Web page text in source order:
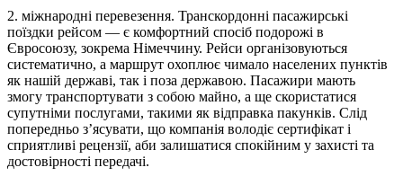
2. міжнародні перевезення. Транскордонні пасажирські
поїздки рейсом — є комфортний спосіб подорожі в
Євросоюзу, зокрема Німеччину. Рейси організовуються
систематично, а маршрут охоплює чимало населених пунктів
як нашій державі, так і поза державою. Пасажири мають
змогу транспортувати з собою майно, а ще скористатися
супутніми послугами, такими як відправка пакунків. Слід
попередньо з’ясувати, що компанія володіє сертифікат і
сприятливі рецензії, аби залишатися спокійним у захисті та
достовірності передачі.